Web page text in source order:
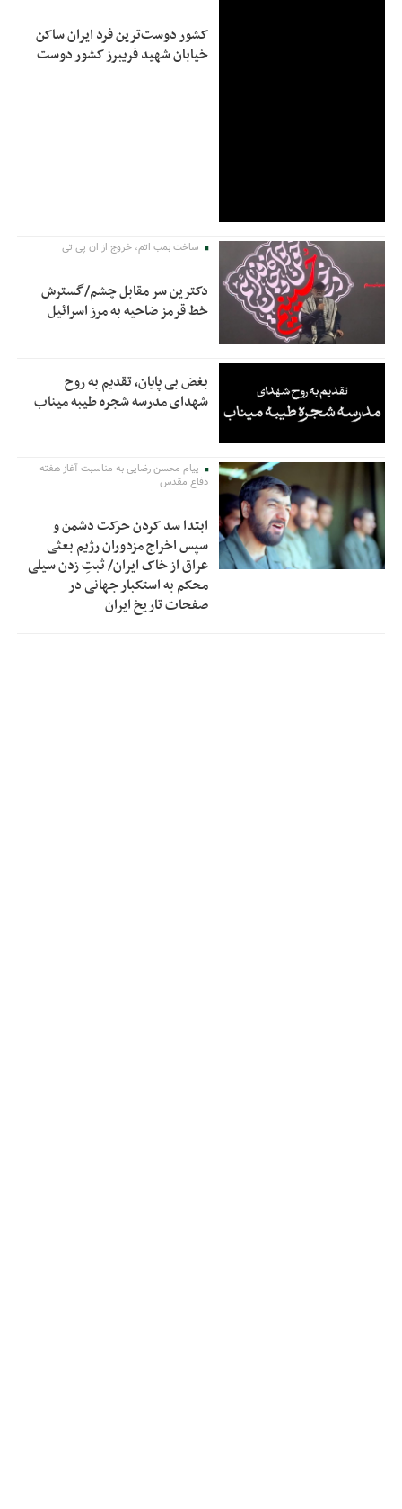
کشور دوست‌ترین فرد ایران ساکن
خیابان شهید فریبرز کشور دوست
ساخت بمب اتم، خروج از ان پی تی
دکترین سر مقابل چشم/گسترش
خط قرمز ضاحیه به مرز اسرائیل
بغض بی پایان، تقدیم به روح
شهدای مدرسه شجره طیبه میناب
پیام محسن رضایی به مناسبت آغاز هفته
دفاع مقدس
ابتدا سد کردن حرکت دشمن و
سپس اخراج مزدوران رژیم بعثی
عراق از خاک ایران/ ثبتِ زدن سیلی
محکم به استکبار جهانی در
صفحات تاریخ ایران